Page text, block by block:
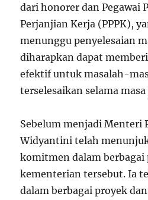
dari honorer dan Pegawai
Perjanjian Kerja (PPPK),
menunggu penyelesaian
diharapkan dapat
efektif untuk masalah-
terselesaikan selama
Sebelum menjadi Menteri
Widyantini telah
komitmen dalam berbagai
kementerian tersebut. Ia
dalam berbagai proyek